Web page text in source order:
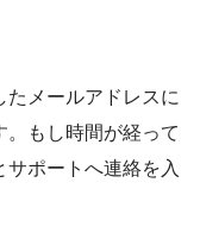
メールアドレスに
。もし時間が経って
サポートへ連絡を入